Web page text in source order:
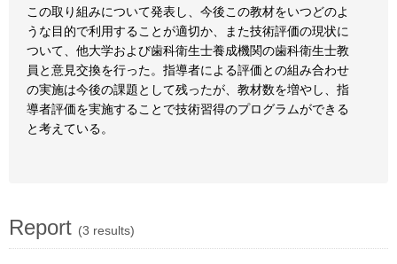
この取り組みについて発表し、今後この教材をいつどのよ
うな目的で利用することが適切か、また技術評価の現状に
ついて、他大学および歯科衛生士養成機関の歯科衛生士教
員と意見交換を行った。指導者による評価との組み合わせ
の実施は今後の課題として残ったが、教材数を増やし、指
導者評価を実施することで技術習得のプログラムができる
と考えている。
Report (3 results)